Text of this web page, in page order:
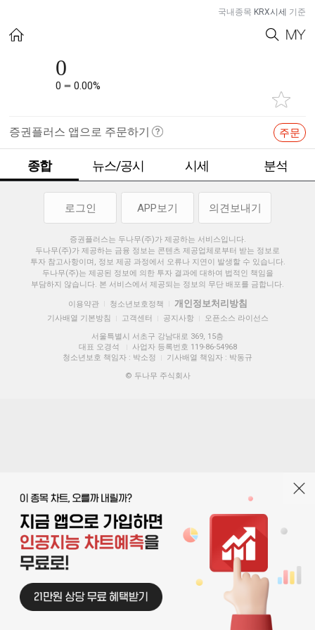
국내종목 KRX시세 기준
0
0 0.00%
증권플러스 앱으로 주문하기 주문
종합 뉴스/공시 시세 분석
로그인 APP보기 의견보내기
증권플러스는 두나무(주)가 제공하는 서비스입니다.
두나무(주)가 제공하는 금융 정보는 콘텐츠 제공업체로부터 받는 정보로
투자 참고사항이며, 정보 제공 과정에서 오류나 지연이 발생할 수 있습니다.
두나무(주)는 제공된 정보에 의한 투자 결과에 대하여 법적인 책임을
부담하지 않습니다. 본 서비스에서 제공되는 정보의 무단 배포를 금합니다.
이용약관 청소년보호정책 개인정보처리방침
기사배열 기본방침 고객센터 공지사항
오픈소스 라이선스
서울특별시 서초구 강남대로 369, 15층
대표 오경석
사업자 등록번호 119-86-54968
청소년보호 책임자 : 박소정
기사배열 책임자 : 박동규
© 두나무 주식회사